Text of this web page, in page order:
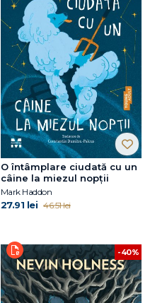
O întâmplare ciudată cu un
câine la miezul nopţii
Mark Haddon
27.91 lei 46.51 lei
-40%